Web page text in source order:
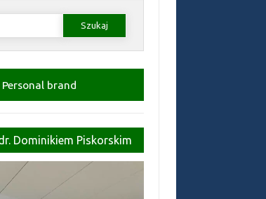
Personal brand
Dominikiem Piskorskim